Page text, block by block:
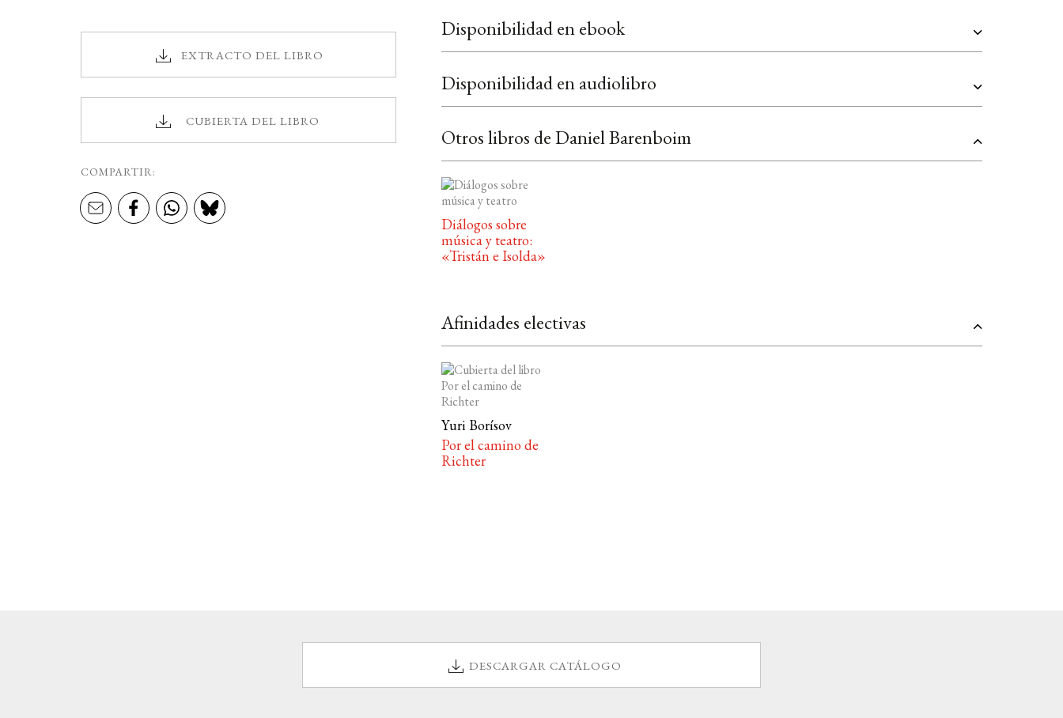
EXTRACTO DEL LIBRO
CUBIERTA DEL LIBRO
COMPARTIR:
Disponibilidad en ebook
Disponibilidad en audiolibro
Otros libros de Daniel Barenboim
Diálogos sobre
música y teatro:
«Tristán e Isolda»
Afinidades electivas
Yuri Borísov
Por el camino de
Richter
DESCARGAR CATÁLOGO